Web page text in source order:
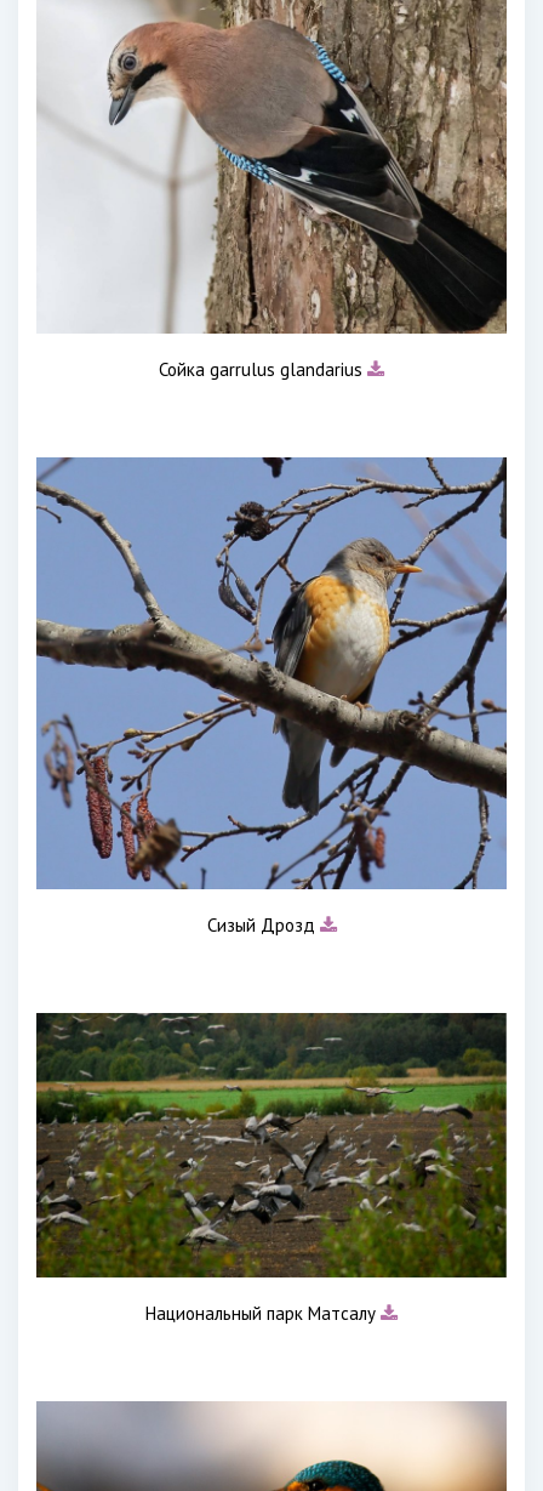
Сойка garrulus glandarius
Сизый Дрозд
Национальный парк Матсалу